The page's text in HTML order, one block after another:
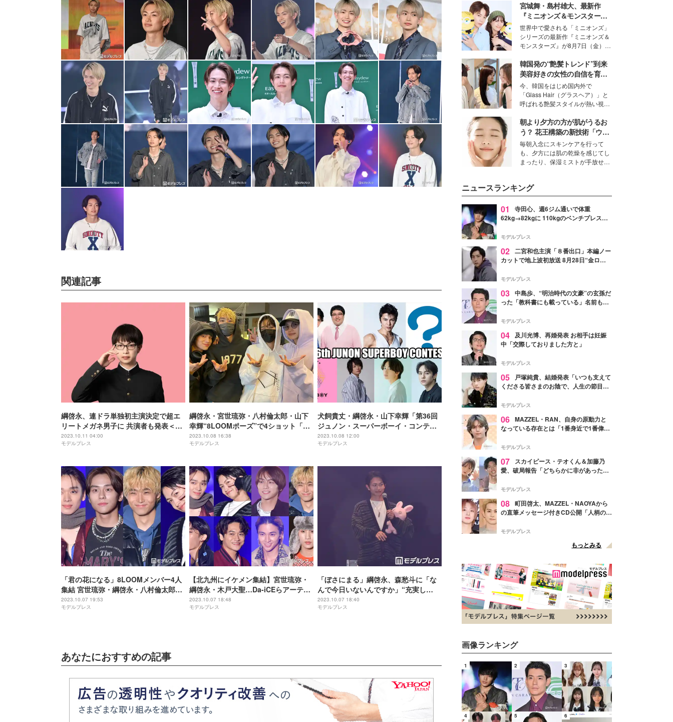
関連記事
綱啓永、連ドラ単独初主演決定で超エ
リートメガネ男子に 共演者も発表＜恋
愛のすゝめ＞
2023.10.11 04:00
モデルプレス
綱啓永・宮世琉弥・八村倫太郎・山下
幸輝“8LOOMポーズ”で4ショット「激
アツ」「泣ける」と反響続々
2023.10.08 16:38
モデルプレス
犬飼貴丈・綱啓永・山下幸輝「第36回
ジュノン・スーパーボーイ・コンテス
ト」ゲスト出演決定 ファイナリスト11
人も発表
2023.10.08 12:00
モデルプレス
「君の花になる」8LOOMメンバー4人
集結 宮世琉弥・綱啓永・八村倫太郎・
山下幸輝が個性発揮＜TGC 北九州
2023＞
2023.10.07 19:53
モデルプレス
【北九州にイケメン集結】宮世琉弥・
綱啓永・木戸大聖…Da-iCEらアーティ
ストも
2023.10.07 18:48
モデルプレス
「ぼさにまる」綱啓永、森愁斗に「な
んで今日いないんですか」“充実し
た”再共演も回顧＜TGC 北九州 2023＞
2023.10.07 18:40
モデルプレス
あなたにおすすめの記事
取締役兼クリエイティブディレク
ター・茅野しのぶ。一人ひとりの
個性に寄り添い、魅力を引き出す
衣装作りは、多くの女性たちに勇
気と自信を与え続けている。
宮城舞・島村雄大、最新作
『ミニオンズ＆モンスター
ズ』の魅力熱弁 ハチャメチャ
だけじゃない“友情と絆”に感
動
世界中で愛される「ミニオンズ」
シリーズの最新作『ミニオンズ＆
モンスターズ』が8月7日（金）に
ニオン好き”という共通点を持つモ
デルの宮城舞と島村雄大の特別対
談をお届け！それぞれの視点か
ら、今作ならではの魅力や予想外
の感動をもたらす奥深いストーリ
ーについて熱く語り合ってもらっ
た。
韓国発の“艶髪トレンド”到来
美容好きの女性の自信を育む
「ヘアケア事情」って？
今、韓国をはじめ国内外で
「Glass Hair（グラスヘア）」と
呼ばれる艶髪スタイルが熱い視線
ションの完成度を高めるベースと
して、“髪そのものの美しさ”に改
めて注目する人が増えている様
子。今回は、そんな憧れの艶やか
な髪を日常で叶える、美容好きの
女性たちのヘアケア事情を紹介し
朝より夕方の方が肌がうるお
う？ 花王構築の新技術「ウォ
ーターキャプチャリングスキ
ン（捕水肌）」がスキンケア
の常識を変える予感
毎朝入念にスキンケアを行って
も、夕方には肌の乾燥を感じてし
まったり、保湿ミストが手放せな
性を秘めた、革新的な「Water
Capturing Skin（ウォーターキャ
プチャリングスキン：捕水肌）」
技術を、花王が構築した。
ニュースランキング
01
寺田心、週6ジム通いで体重
62kg→82kgに 110kgのベンチプレス持
「かっこいい」と反響
モデルプレス
02 二宮和也主演「８番出口」本編ノー
カットで地上波初放送 8月28日“金ロ
モデルプレス
03 中島歩、“明治時代の文豪”の玄孫だ
った「教科書にも載っている」名前も先
モデルプレス
04 及川光博、再婚発表 お相手は妊娠
中「交際しておりました方と」
モデルプレス
05
戸塚純貴、結婚発表「いつも支えて
くださる皆さまのお陰で、人生の節目を
す」【全文】
モデルプレス
06 MAZZEL・RAN、自身の原動力と
なっている存在とは「1番身近で1番偉大
モデルプレス
07
スカイピース・テオくん＆加藤乃
愛、破局報告「どちらかに非があったわ
モデルプレス
08 町田啓太、MAZZEL・NAOYAから
の直筆メッセージ付きCD公開「人柄の良
モデルプレス
もっとみる
画像ランキング
1 2 3
4 5 6